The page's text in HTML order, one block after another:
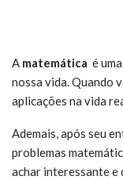
A matemática é
nossa vida. Quando
aplicações na vida
Ademais, após seu
problemas
achar interessante